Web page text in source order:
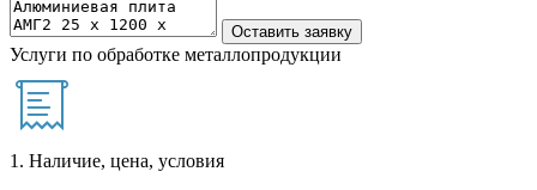
Услуги по обработке металлопродукции
1. Наличие, цена, условия